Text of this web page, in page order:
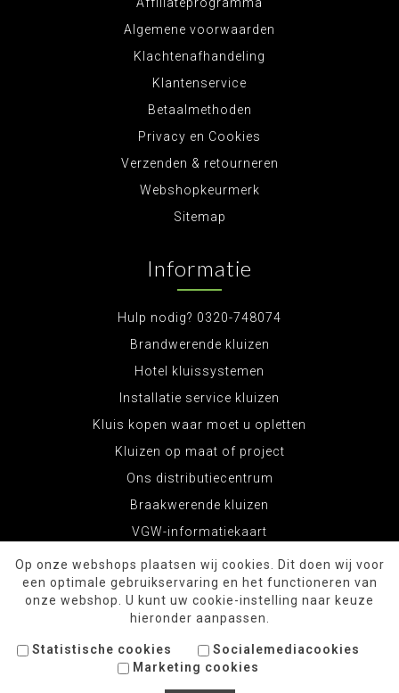
Algemene voorwaarden
Klachtenafhandeling
Klantenservice
Betaalmethoden
Privacy en Cookies
Verzenden & retourneren
Webshopkeurmerk
Sitemap
Informatie
Hulp nodig? 0320-748074
Brandwerende kluizen
Hotel kluissystemen
Installatie service kluizen
Kluis kopen waar moet u opletten
Kluizen op maat of project
Ons distributiecentrum
Braakwerende kluizen
VGW-informatiekaart
Op onze webshops plaatsen wij cookies. Dit doen wij voor
een optimale gebruikservaring en het functioneren van
onze webshop. U kunt uw cookie-instelling naar keuze
hieronder aanpassen.
Statistische cookies
Socialemediacookies
Marketing cookies